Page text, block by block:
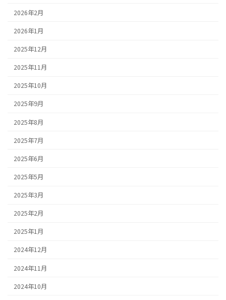
2026年2月
2026年1月
2025年12月
2025年11月
2025年10月
2025年9月
2025年8月
2025年7月
2025年6月
2025年5月
2025年3月
2025年2月
2025年1月
2024年12月
2024年11月
2024年10月